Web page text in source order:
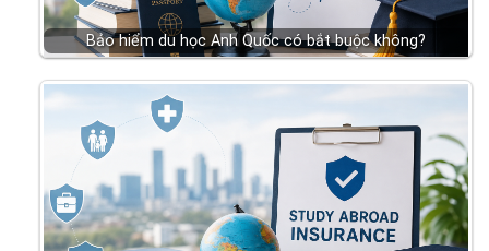
Bảo hiểm du học Anh Quốc có bắt buộc không?